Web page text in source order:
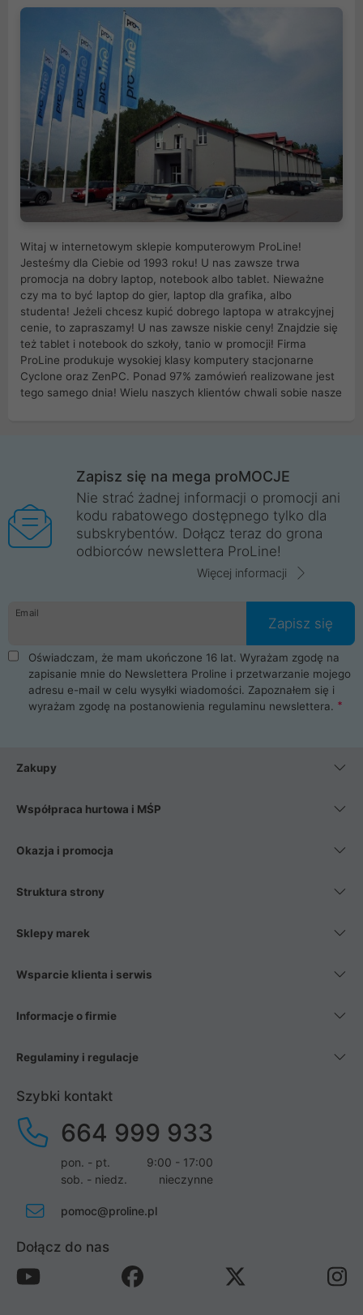
Witaj w internetowym sklepie komputerowym ProLine!
Jesteśmy dla Ciebie od 1993 roku! U nas zawsze trwa
promocja na dobry laptop, notebook albo tablet. Nieważne
czy ma to być laptop do gier, laptop dla grafika, albo
studenta! Jeżeli chcesz kupić dobrego laptopa w atrakcyjnej
cenie, to zapraszamy! U nas zawsze niskie ceny! Znajdzie się
też tablet i notebook do szkoły, tanio w promocji! Firma
ProLine produkuje wysokiej klasy komputery stacjonarne
Cyclone oraz ZenPC. Ponad 97% zamówień realizowane jest
tego samego dnia! Wielu naszych klientów chwali sobie nasze
Wrocław, Poznań, Legnica, Katowice, Gliwice, Kalisz, Bytom,
Trzebnica, Opole. Szybka i profesjonalna obsługa!
ProLine to polska firma ze 100% polskim kapitałem. Działamy
legalnie i płacimy podatki w naszym kraju! Posiadamy siedzibę
główną w Mirkowie oraz salony na terenie kraju. Cała
komunikacja ze sklepem komputerowym ProLine jest
danych osobowych. Dlatego zakup notebooka albo laptopa w
ProLine to czysta przyjemność i pełne bezpieczeństwo.
Zaopatrzysz się u nas w akcesoria i części komputerowe
takie jak procesory, karty graficzne, płyty główne, pamięci,
dyski SSD, M.2 oraz HDD. Nasi pracownicy pomogą Ci wybrać
najlepszy zasilacz komputerowy oraz obudowę do komputera.
Poza komputerami mamy również najlepsze na rynku
Smartfony takich producentów jak Xiaomi, Apple, Samsung i
wentylatory. Na koniec mając już to wszystko, możesz
Zapisz się na mega proMOCJE
Nie strać żadnej informacji o promocji ani
kodu rabatowego dostępnego tylko dla
subskrybentów. Dołącz teraz do grona
odbiorców newslettera ProLine!
Więcej informacji
Email
Zapisz się
Oświadczam, że mam ukończone 16 lat. Wyrażam zgodę na
zapisanie mnie do Newslettera Proline i przetwarzanie mojego
adresu e-mail w celu wysyłki wiadomości. Zapoznałem się i
wyrażam zgodę na postanowienia regulaminu newslettera.
Zakupy
Współpraca hurtowa i MŚP
Okazja i promocja
Struktura strony
Sklepy marek
Wsparcie klienta i serwis
Informacje o firmie
Regulaminy i regulacje
Szybki kontakt
664 999 933
pon. - pt.
9:00 - 17:00
sob. - niedz.
nieczynne
pomoc@proline.pl
Dołącz do nas